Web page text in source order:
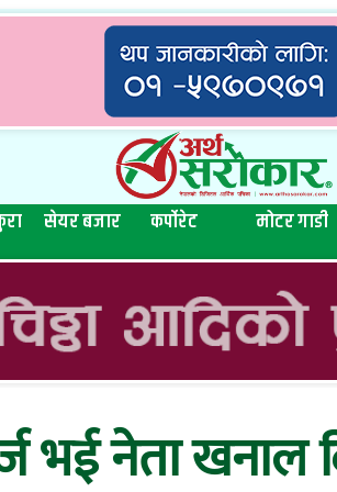
सेयर बजार कर्पोरेट मोटर गाडी
भई नेता